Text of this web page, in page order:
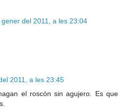
del 2011, a les 23:04
2011, a les 23:45
el roscón sin agujero. Es que